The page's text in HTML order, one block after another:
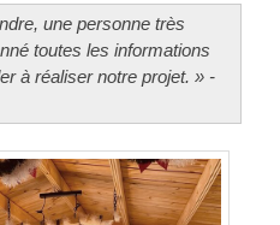
une personne très
toutes les informations
à réaliser notre projet. » -